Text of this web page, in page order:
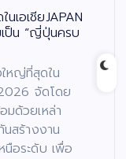
อเชียJAPAN
ป็น “ญี่ปุ่นครบ
หญ่ที่สุดใน
จัดโดย
ด้วยเหล่า
สร้างงาน
อระดับ เพื่อ